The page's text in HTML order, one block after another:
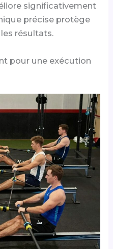
significativement
précise protège
résultats.
pour une exécution